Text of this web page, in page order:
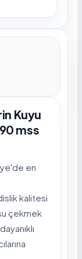
Kuyu
mss
en
kalitesi
çekmek